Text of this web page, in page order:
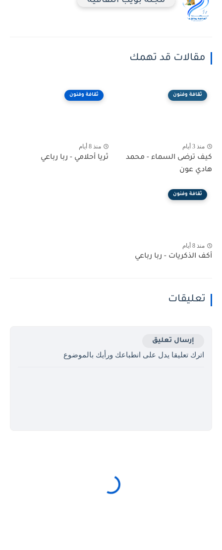
مقالات قد تهمك
ثقافة وفنون
منذ 3 أيام
كيف ترضى السماء - محمد
هادي عون
ثقافة وفنون
منذ 8 أيام
ثريا أحلامي - ربا رباعي
ثقافة وفنون
منذ 8 أيام
أكف الذكريات - ربا رباعي
تعليقات
إرسال تعليق
اترك تعليقا يدل على انطباعك ورأيك بالموضوع